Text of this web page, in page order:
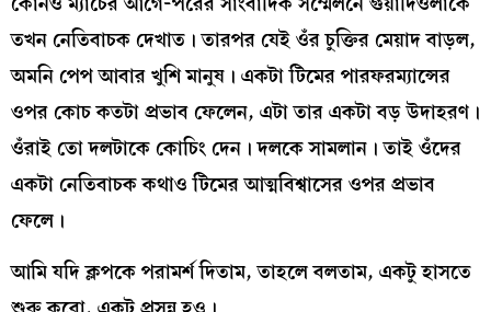
তখন নেতিবাচক দেখাত। তারপর যেই ওঁর চুক্তির মেয়াদ বাড়ল,
অমনি পেপ আবার খুশি মানুষ। একটা টিমের পারফরম্যান্সের
ওপর কোচ কতটা প্রভাব ফেলেন, এটা তার একটা বড় উদাহরণ।
ওঁরাই তো দলটাকে কোচিং দেন। দলকে সামলান। তাই ওঁদের
একটা নেতিবাচক কথাও টিমের আত্মবিশ্বাসের ওপর প্রভাব
ফেলে।
আমি যদি ক্লপকে পরামর্শ দিতাম, তাহলে বলতাম, একটু হাসতে